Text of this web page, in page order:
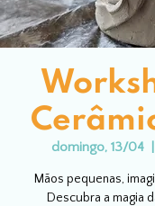
domingo, 13/04
Mãos pequenas,
Descubra a magia